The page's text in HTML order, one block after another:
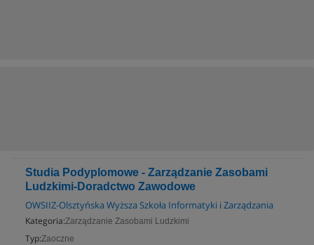
Studia Podyplomowe - Zarządzanie Zasobami
Ludzkimi-Doradctwo Zawodowe
OWSIIZ-Olsztyńska Wyższa Szkoła Informatyki i Zarządzania
Kategoria:Zarządzanie Zasobami Ludzkimi
Typ:Zaoczne